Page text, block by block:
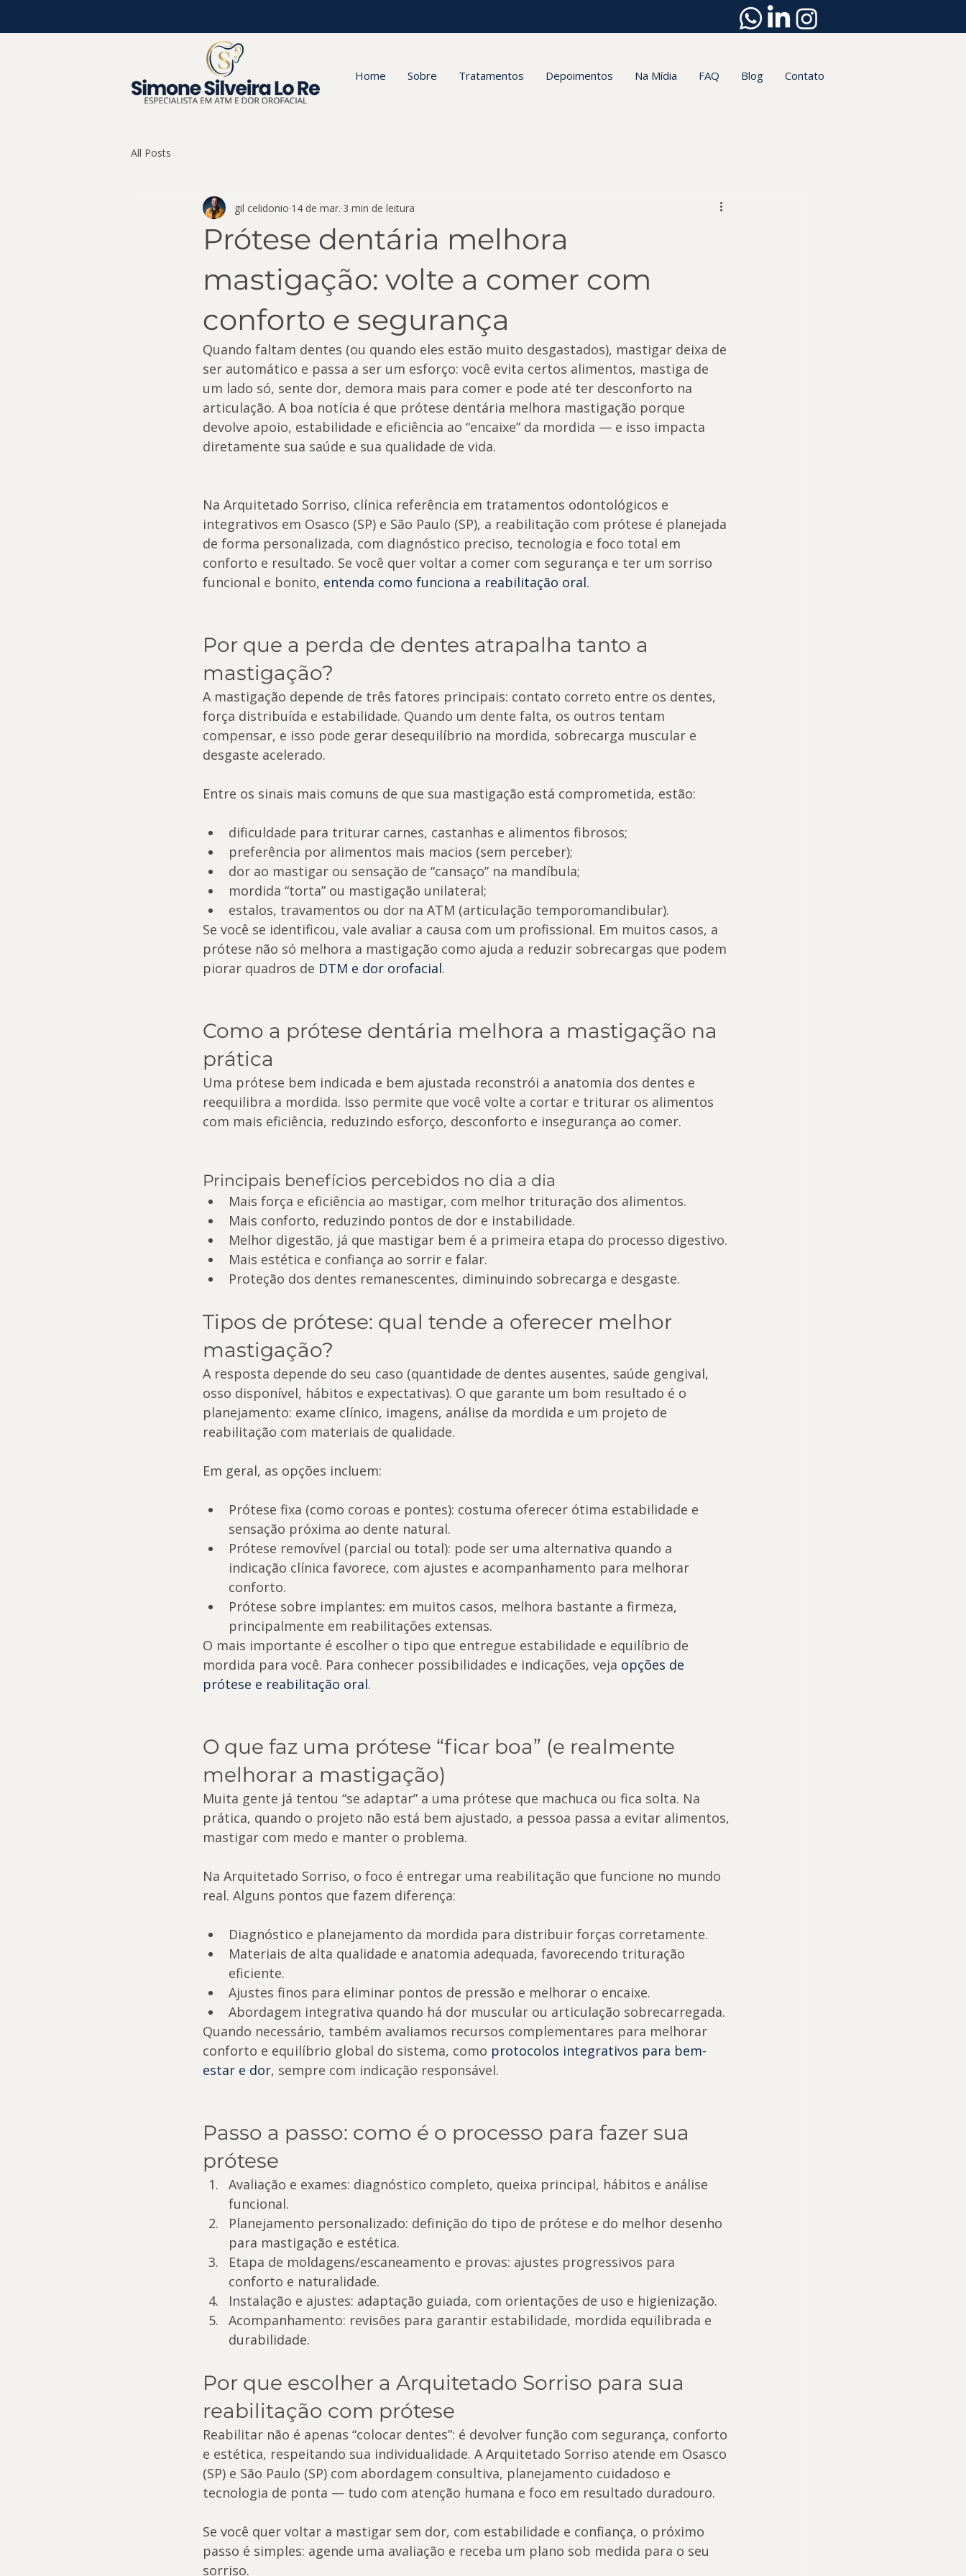
Home Sobre Tratamentos Depoimentos Na Mídia FAQ Blog Contato
All Posts
Prótese dentária melhora
mastigação: volte a comer com
conforto e segurança
gil celidonio 14 de mar. 3 min de leitura
Quando faltam dentes (ou quando eles estão muito desgastados), mastigar deixa de
ser automático e passa a ser um esforço: você evita certos alimentos, mastiga de
um lado só, sente dor, demora mais para comer e pode até ter desconforto na
articulação. A boa notícia é que prótese dentária melhora mastigação porque
devolve apoio, estabilidade e eficiência ao “encaixe” da mordida — e isso impacta
diretamente sua saúde e sua qualidade de vida.
Na Arquitetado Sorriso, clínica referência em tratamentos odontológicos e
integrativos em Osasco (SP) e São Paulo (SP), a reabilitação com prótese é planejada
de forma personalizada, com diagnóstico preciso, tecnologia e foco total em
conforto e resultado. Se você quer voltar a comer com segurança e ter um sorriso
funcional e bonito, entenda como funciona a reabilitação oral.
Por que a perda de dentes atrapalha tanto a
mastigação?
A mastigação depende de três fatores principais: contato correto entre os dentes,
força distribuída e estabilidade. Quando um dente falta, os outros tentam
compensar, e isso pode gerar desequilíbrio na mordida, sobrecarga muscular e
desgaste acelerado.
Entre os sinais mais comuns de que sua mastigação está comprometida, estão:
dificuldade para triturar carnes, castanhas e alimentos fibrosos;
preferência por alimentos mais macios (sem perceber);
dor ao mastigar ou sensação de “cansaço” na mandíbula;
mordida “torta” ou mastigação unilateral;
estalos, travamentos ou dor na ATM (articulação temporomandibular).
Se você se identificou, vale avaliar a causa com um profissional. Em muitos casos, a
prótese não só melhora a mastigação como ajuda a reduzir sobrecargas que podem
piorar quadros de DTM e dor orofacial.
Como a prótese dentária melhora a mastigação na
prática
Uma prótese bem indicada e bem ajustada reconstrói a anatomia dos dentes e
reequilibra a mordida. Isso permite que você volte a cortar e triturar os alimentos
com mais eficiência, reduzindo esforço, desconforto e insegurança ao comer.
Principais benefícios percebidos no dia a dia
Mais força e eficiência ao mastigar, com melhor trituração dos alimentos.
Mais conforto, reduzindo pontos de dor e instabilidade.
Melhor digestão, já que mastigar bem é a primeira etapa do processo digestivo.
Mais estética e confiança ao sorrir e falar.
Proteção dos dentes remanescentes, diminuindo sobrecarga e desgaste.
Tipos de prótese: qual tende a oferecer melhor
mastigação?
A resposta depende do seu caso (quantidade de dentes ausentes, saúde gengival,
osso disponível, hábitos e expectativas). O que garante um bom resultado é o
planejamento: exame clínico, imagens, análise da mordida e um projeto de
reabilitação com materiais de qualidade.
Em geral, as opções incluem:
Prótese fixa (como coroas e pontes): costuma oferecer ótima estabilidade e
sensação próxima ao dente natural.
Prótese removível (parcial ou total): pode ser uma alternativa quando a
indicação clínica favorece, com ajustes e acompanhamento para melhorar
conforto.
Prótese sobre implantes: em muitos casos, melhora bastante a firmeza,
principalmente em reabilitações extensas.
O mais importante é escolher o tipo que entregue estabilidade e equilíbrio de
mordida para você. Para conhecer possibilidades e indicações, veja opções de
prótese e reabilitação oral.
O que faz uma prótese “ficar boa” (e realmente
melhorar a mastigação)
Muita gente já tentou “se adaptar” a uma prótese que machuca ou fica solta. Na
prática, quando o projeto não está bem ajustado, a pessoa passa a evitar alimentos,
mastigar com medo e manter o problema.
Na Arquitetado Sorriso, o foco é entregar uma reabilitação que funcione no mundo
real. Alguns pontos que fazem diferença:
Diagnóstico e planejamento da mordida para distribuir forças corretamente.
Materiais de alta qualidade e anatomia adequada, favorecendo trituração
eficiente.
Ajustes finos para eliminar pontos de pressão e melhorar o encaixe.
Abordagem integrativa quando há dor muscular ou articulação sobrecarregada.
Quando necessário, também avaliamos recursos complementares para melhorar
conforto e equilíbrio global do sistema, como protocolos integrativos para bem-
estar e dor, sempre com indicação responsável.
Passo a passo: como é o processo para fazer sua
prótese
Avaliação e exames: diagnóstico completo, queixa principal, hábitos e análise
funcional.
Planejamento personalizado: definição do tipo de prótese e do melhor desenho
para mastigação e estética.
Etapa de moldagens/escaneamento e provas: ajustes progressivos para
conforto e naturalidade.
Instalação e ajustes: adaptação guiada, com orientações de uso e higienização.
Acompanhamento: revisões para garantir estabilidade, mordida equilibrada e
durabilidade.
Por que escolher a Arquitetado Sorriso para sua
reabilitação com prótese
Reabilitar não é apenas “colocar dentes”: é devolver função com segurança, conforto
e estética, respeitando sua individualidade. A Arquitetado Sorriso atende em Osasco
(SP) e São Paulo (SP) com abordagem consultiva, planejamento cuidadoso e
tecnologia de ponta — tudo com atenção humana e foco em resultado duradouro.
Se você quer voltar a mastigar sem dor, com estabilidade e confiança, o próximo
passo é simples: agende uma avaliação e receba um plano sob medida para o seu
sorriso.